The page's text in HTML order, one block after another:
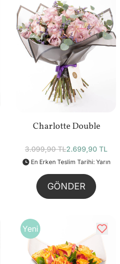
Charlotte Double
3.099,90 TL2.699,90 TL
En Erken Teslim Tarihi: Yarın
GÖNDER
Yeni